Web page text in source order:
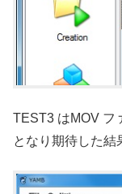
TEST3 はMOV フ
となり期待した結